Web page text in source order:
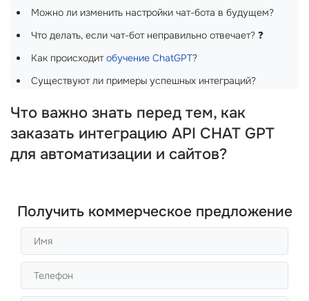
Можно ли изменить настройки чат-бота в будущем?
Что делать, если чат-бот неправильно отвечает? ❓
Как происходитобучение ChatGPT?
Существуют ли примеры успешных интеграций?
Что важно знать перед тем, как
заказать интеграцию API CHAT GPT
для автоматизации и сайтов?
Получить коммерческое предложение